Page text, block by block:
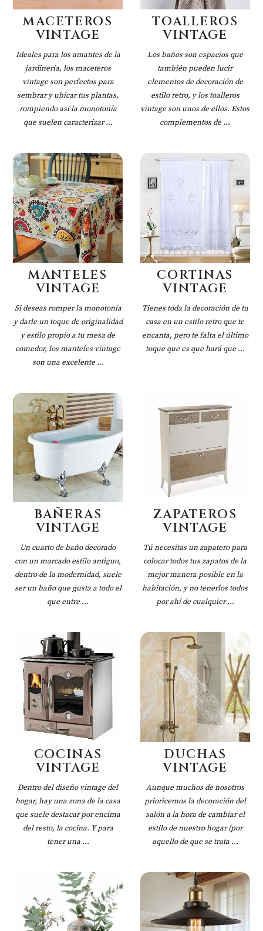
MACETEROS
VINTAGE
Ideales para los amantes de la
jardinería, los maceteros
vintage son perfectos para
sembrar y ubicar tus plantas,
rompiendo así la monotonía
que suelen caracterizar ...
TOALLEROS
VINTAGE
Los baños son espacios que
también pueden lucir
elementos de decoración de
estilo retro, y los toalleros
vintage son unos de ellos. Estos
complementos de ...
MANTELES
VINTAGE
Si deseas romper la monotonía
y darle un toque de originalidad
y estilo propio a tu mesa de
comedor, los manteles vintage
son una excelente ...
CORTINAS
VINTAGE
Tienes toda la decoración de tu
casa en un estilo retro que te
encanta, pero te falta el último
toque que es que hará que ...
BAÑERAS
VINTAGE
Un cuarto de baño decorado
con un marcado estilo antiguo,
dentro de la modernidad, suele
ser un baño que gusta a todo el
que entre ...
ZAPATEROS
VINTAGE
Tú necesitas un zapatero para
colocar todos tus zapatos de la
mejor manera posible en la
habitación, y no tenerlos todos
por ahí de cualquier ...
COCINAS
VINTAGE
Dentro del diseño vintage del
hogar, hay una zona de la casa
que suele destacar por encima
del resto, la cocina. Y para
tener una ...
DUCHAS
VINTAGE
Aunque muchos de nosotros
prioricemos la decoración del
salón a la hora de cambiar el
estilo de nuestro hogar (por
aquello de que se trata ...